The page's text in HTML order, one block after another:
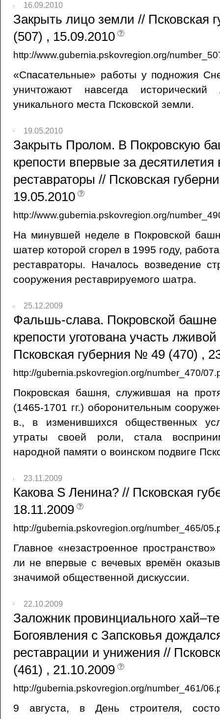
16.09.2010
Закрыть лицо земли // Псковская
(507) , 15.09.2010
http://www.gubernia.pskovregion.org/
«Спасательные» работы у подножия
уничтожают навсегда
уникального места Псковской земли.
19.05.2010
Закрыть Пролом. В Покровскую
крепости впервые за десятилетия
реставраторы // Псковская
19.05.2010
http://www.gubernia.pskovregion.org/
На минувшей неделе в Покровской
шатер которой сгорел в 1995 году,
реставраторы. Началось возведение
сооружения реставрируемого шатра.
25.12.2009
Фальшь-слава. Покровской башне
крепости уготована участь
Псковская губерния № 49 (470) ,
http://gubernia.pskovregion.org/number_470/
Покровская башня, служившая на
(1465-1701 гг.) оборонительным
в., в изменившихся общественных
утраты своей роли, стала
народной памяти о воинском подвиге
23.11.2009
Какова S Ленина? // Псковская
18.11.2009
http://gubernia.pskovregion.org/number_465/
Главное «незастроенное
ли не впервые с вечевых времён
значимой общественной дискуссии.
22.10.2009
Заложник провинциального
Богоявления с Запсковья
реставрации и унижения //
(461) , 21.10.2009
http://gubernia.pskovregion.org/number_461/
9 августа, в День строителя,